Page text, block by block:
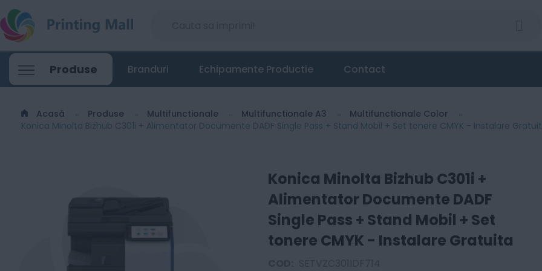
Produse Branduri Echipamente Productie Contact
Acasă Produse Multifunctionale Multifunctionale A3
Multifunctionale Color
Konica Minolta Bizhub C301i + Alimentator Documente DADF Single Pass + Stand Mobil + Set tonere CMYK - Instalare
Konica Minolta Bizhub C301i +
Alimentator Documente DADF
Single Pass + Stand Mobil + Set
tonere CMYK - Instalare Gratuita
Konica Minolta Bizhub C301i + Alimentator Documente DADF Single Pass + Stand Mobil + Set
26399 01 Lei